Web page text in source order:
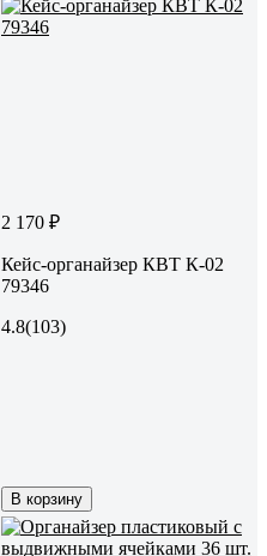
2 170 ₽
Кейс-органайзер КВТ К-02
79346
4.8(103)
В корзину